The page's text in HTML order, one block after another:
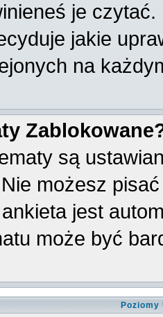
je czytać.
jakie
na
są
możesz
jest
może być